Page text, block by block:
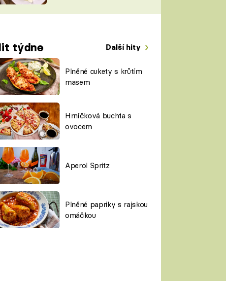
týdne Další hity
Plněné cukety s krůtím
masem
Hrníčková buchta s
ovocem
Aperol Spritz
Plněné papriky s rajskou
omáčkou